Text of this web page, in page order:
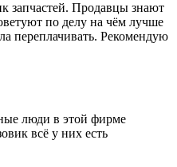
запчастей. Продавцы знают
по делу на чём лучше
переплачивать. Рекомендую
люди в этой фирме
всё у них есть